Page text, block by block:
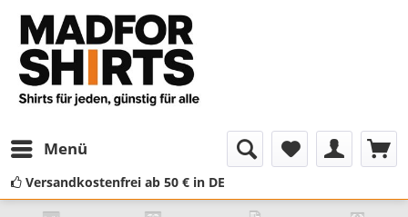
Menü
Versandkostenfrei ab 50 € in DE